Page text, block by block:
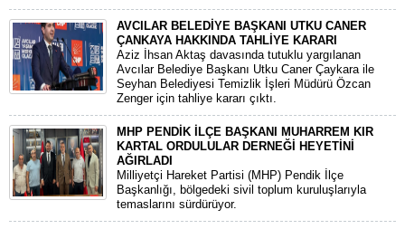
AVCILAR BELEDİYE BAŞKANI UTKU CANER
ÇANKAYA HAKKINDA TAHLİYE KARARI
​Aziz İhsan Aktaş davasında tutuklu yargılanan
Avcılar Belediye Başkanı Utku Caner Çaykara ile
Seyhan Belediyesi Temizlik İşleri Müdürü Özcan
Zenger için tahliye kararı çıktı.
MHP PENDİK İLÇE BAŞKANI MUHARREM KIR
KARTAL ORDULULAR DERNEĞİ HEYETİNİ
AĞIRLADI
​Milliyetçi Hareket Partisi (MHP) Pendik İlçe
Başkanlığı, bölgedeki sivil toplum kuruluşlarıyla
temaslarını sürdürüyor.